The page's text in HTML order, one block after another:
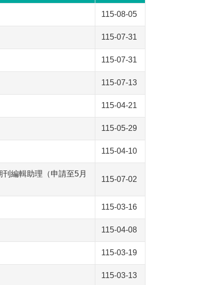
115-08-05
115-07-31
115-07-31
115-07-13
115-04-21
115-05-29
115-04-10
編輯助理（申請至5月
115-07-02
115-03-16
115-04-08
115-03-19
115-03-13